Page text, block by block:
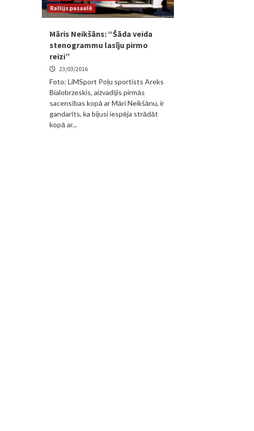
Rallijs pasaulē
Māris Neikšāns: “Šāda veida
stenogrammu lasīju pirmo
reizi”
23/03/2016
Foto: LiMSport Poļu sportists Areks
Bialobrzeskis, aizvadījis pirmās
sacensības kopā ar Māri Neikšānu, ir
gandarīts, ka bijusi iespēja strādāt
kopā ar...